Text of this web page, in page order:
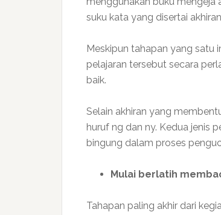
suku kata yang disertai
Meskipun tahapan yang satu
pelajaran tersebut secara
baik.
Selain akhiran yang
huruf ng dan ny. Kedua jenis
bingung dalam proses
Mulai berlatih
Tahapan paling akhir dari